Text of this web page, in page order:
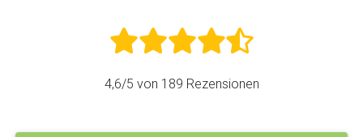
4,6/5 von 189 Rezensionen